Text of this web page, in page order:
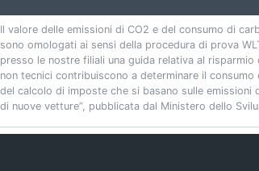
Il valore delle emissioni di CO2 e del consumo di
sono omologati ai sensi della procedura di prova
presso le nostre filiali una guida relativa al
non tecnici contribuiscono a determinare il
del calcolo di imposte che si basano sulle
di nuove vetture”, pubblicata dal Ministero dello